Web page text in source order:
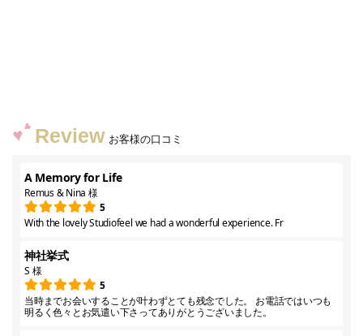
Review お客様の口コミ
A Memory for Life
Remus & Nina 様
5
With the lovely Studiofeel we had a wonderful experience. Fr
神社挙式
S 様
5
当時までお会いすることが叶わずとても残念でした。 お電話ではいつも
明るく色々とお気遣い下さってありがとうございました。